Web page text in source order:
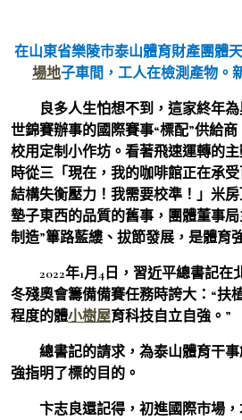
在山東省樂陵市泰山體育財產團體
場地子車間，工人在檢測產物。
良多人生怕想不到，這家終年
世錦賽辦事的國際賽事“標配”供給
校用定制小作坊。看著飛速運轉的
時從三「現在，我的咖啡館正在承
結構失衡壓力！我需要校準！」米
墊子東西的品質的舊事，團體董事
制造”篳路藍縷、拔節發展，是體育
2022年1月4日，習近平總書記在
冬殘奧會籌備備賽任務時誇大：“扶
程度的體小樹屋育科技自立自強。”
總書記的請求，為泰山體育干
強指明了標的目的。
卞志良還記得，初進國際市場